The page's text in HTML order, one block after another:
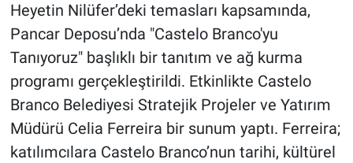
Heyetin Nilüfer’deki temasları kapsamında,
Pancar Deposu’nda "Castelo Branco'yu
Tanıyoruz" başlıklı bir tanıtım ve ağ kurma
programı gerçekleştirildi. Etkinlikte Castelo
Branco Belediyesi Stratejik Projeler ve Yatırım
Müdürü Celia Ferreira bir sunum yaptı. Ferreira;
katılımcılara Castelo Branco’nun tarihi, kültürel